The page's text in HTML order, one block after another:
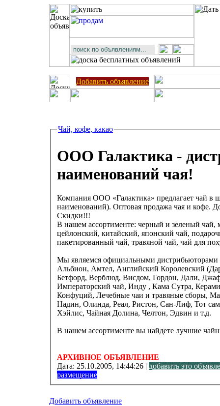
Добавить объявление
Чай, кофе, какао
ООО Галактика -
наименований чая!
Компания ООО «Галактика» предлагает чай в
наименований). Оптовая продажа чая и кофе.
Скидки!!!
В нашем ассортименте: черный и зеленый чай,
цейлонский, китайский, японский чай,
пакетированный чай, травяной чай, чай для
Мы являемся официальными
Альбион, Амтел, Английский Королевский
Бетфорд, Верблюд, Висдом, Гордон, Дали,
Императорский чай, Инду , Кама Сутра,
Конфуций, Лечебные чаи и травяные сборы,
Надин, Олинда, Реал, Ристон, Сан-Лиф, Тот самый (МЧРФ), Тиба, Тянь-Жень, Хилтоп,
Хэйлис, Чайная Долина, Челтон, Эдвин и т.д.
В нашем ассортименте вы найдете лучшие
АРХИВНОЕ ОБЪЯВЛЕНИЕ
Дата: 25.10.2005, 14:44:26 | добавить это
размещение
Добавить объявление